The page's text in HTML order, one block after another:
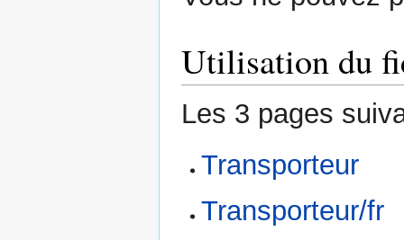
Utilisation du
Les 3 pages
Transporteur
Transporteur/fr